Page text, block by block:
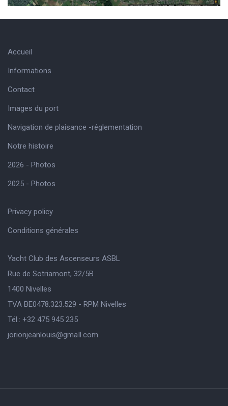
Accueil
Informations
Contact
Images du port
Navigation de plaisance -réglementation
Notre histoire
2026 - Photos
2025 - Photos
Privacy policy
Conditions générales
Yacht Club des Ascenseurs ASBL
Rue de Sotriamont, 32/5B
1400 Nivelles
TVA BE0478.323.529 - RPM Nivelles
Tél.: +32 475 945 235
jorionjeanlouis@gmaIl.com